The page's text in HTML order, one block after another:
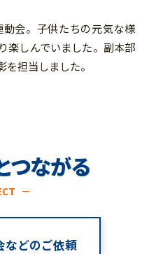
会。子供たちの元気な様
楽しんでいました。副本部
担当しました。
つながる
などのご依頼